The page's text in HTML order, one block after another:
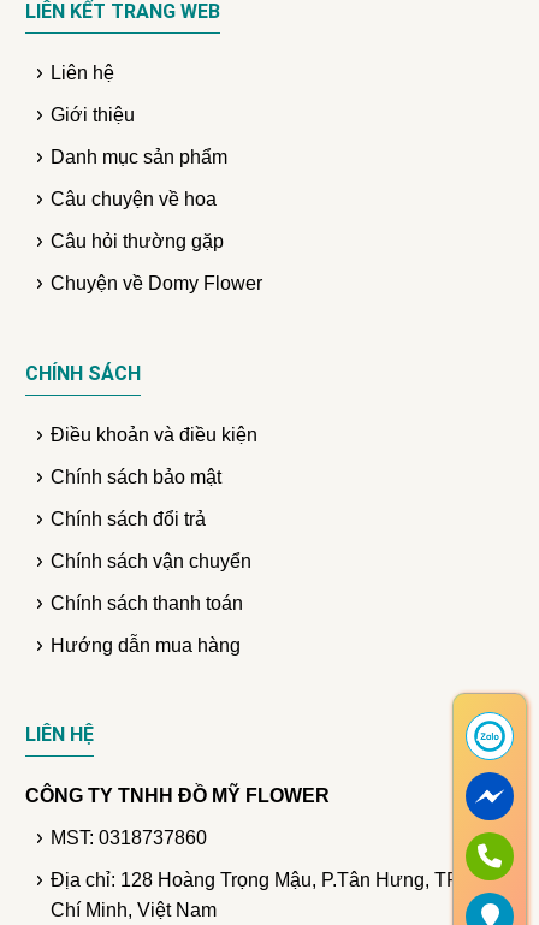
LIÊN KẾT TRANG WEB
Liên hệ
Giới thiệu
Danh mục sản phẩm
Câu chuyện về hoa
Câu hỏi thường gặp
Chuyện về Domy Flower
CHÍNH SÁCH
Điều khoản và điều kiện
Chính sách bảo mật
Chính sách đổi trả
Chính sách vận chuyển
Chính sách thanh toán
Hướng dẫn mua hàng
LIÊN HỆ
CÔNG TY TNHH ĐỒ MỸ FLOWER
MST: 0318737860
Địa chỉ: 128 Hoàng Trọng Mậu, P.Tân Hưng, TP. Hồ
Chí Minh, Việt Nam